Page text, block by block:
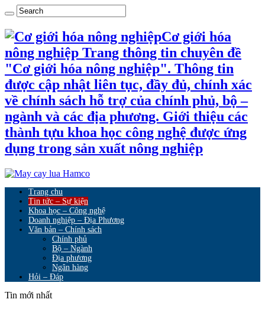
Cơ giới hóa
nông nghiệp Trang thông tin chuyên đề
"Cơ giới hóa nông nghiệp". Thông tin
được cập nhật liên tục, đầy đủ, chính xác
về chính sách hỗ trợ của chính phủ, bộ –
ngành và các địa phương. Giới thiệu các
thành tựu khoa học công nghệ được ứng
dụng trong sản xuất nông nghiệp
Trang chu
Tin tức – Sự kiện
Khoa học – Công nghệ
Doanh nghiệp – Địa Phương
Văn bản – Chính sách
Chính phủ
Bộ – Ngành
Địa phương
Ngân hàng
Hỏi – Đáp
Tin mới nhất